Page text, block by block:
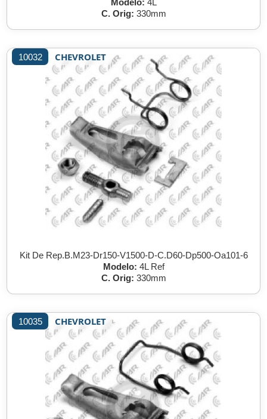
C. Orig: 330mm
10032 CHEVROLET
Kit De Rep.B.M23-Dr150-V1500-D-C.D60-Dp500-Oa101-6
Modelo: 4L Ref
C. Orig: 330mm
10035 CHEVROLET